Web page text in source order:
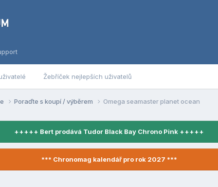
Žebříček nejlepších uživatelů
Poraďte s koupí / výběrem Omega seamaster planet ocean
+++++ Bert prodává Tudor Black Bay Chrono Pink +++++
*** Chronomag kalendář pro rok 2027 ***